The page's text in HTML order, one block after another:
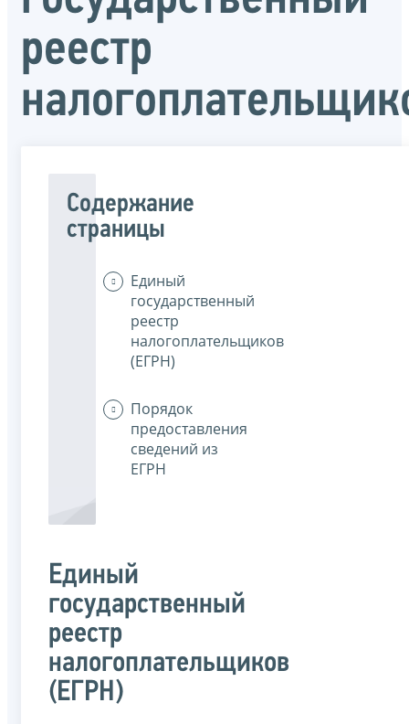
реестр
Содержание
страницы
Единый
государственный
реестр
налогоплательщиков
(ЕГРН)
Порядок
предоставления
сведений из
ЕГРН
Единый
государственный
реестр
налогоплательщиков
(ЕГРН)